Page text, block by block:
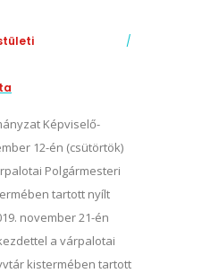
Képviselő-
12-én (csütörtök)
Polgármesteri
tartott nyílt
november 21-én
a várpalotai
kistermében tartott